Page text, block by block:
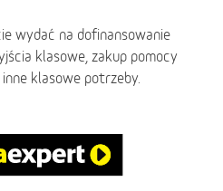
wydać na dofinansowanie
klasowe, zakup pomocy
klasowe potrzeby.